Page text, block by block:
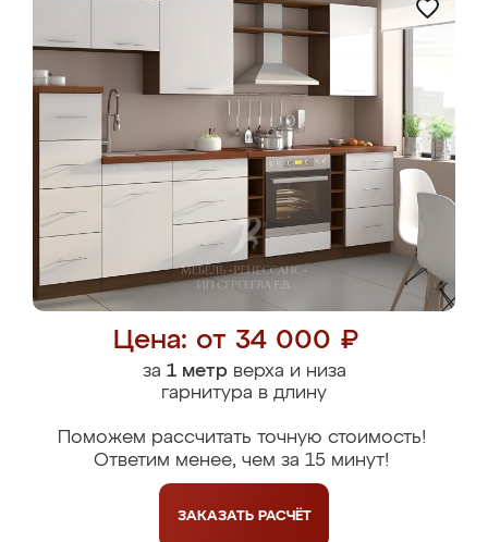
Цена: от 34 000 ₽
за 1 метрверха и низа
гарнитура в длину
Поможем рассчитать точную стоимость!
Ответим менее, чем за 15 минут!
ЗАКАЗАТЬ РАСЧЁТ